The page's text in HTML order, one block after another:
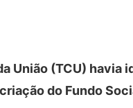
União (TCU) havia
do Fundo